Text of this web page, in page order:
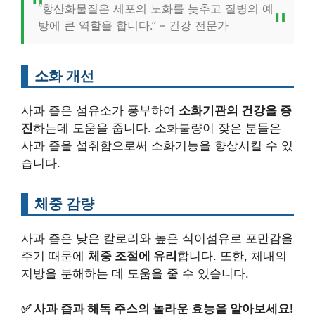
“항산화물질은 세포의 노화를 늦추고 질병의 예
방에 큰 역할을 합니다.” – 건강 전문가
소화 개선
사과 즙은 섬유소가 풍부하여 소화기관의 건강을 증
진하는데 도움을 줍니다. 소화불량이 잦은 분들은
사과 즙을 섭취함으로써 소화기능을 향상시킬 수 있
습니다.
체중 감량
사과 즙은 낮은 칼로리와 높은 식이섬유로 포만감을
주기 때문에 체중 조절에 유리합니다. 또한, 체내의
지방을 분해하는 데 도움을 줄 수 있습니다.
✅사과 즙과 해독 주스의 놀라운 효능을 알아보세요!